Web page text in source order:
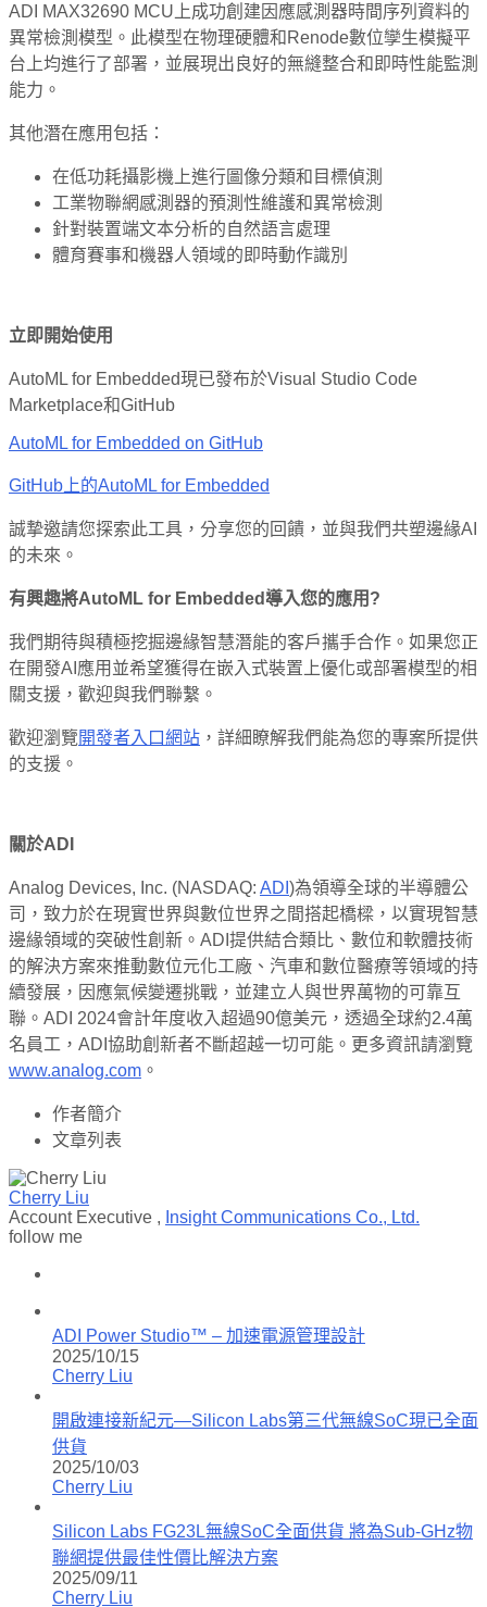
ADI MAX32690 MCU上成功創建因應感測器時間序列資料的
異常檢測模型。此模型在物理硬體和Renode數位孿生模擬平
台上均進行了部署，並展現出良好的無縫整合和即時性能監測
能力。
其他潛在應用包括：
在低功耗攝影機上進行圖像分類和目標偵測
工業物聯網感測器的預測性維護和異常檢測
針對裝置端文本分析的自然語言處理
體育賽事和機器人領域的即時動作識別
立即開始使用
AutoML for Embedded現已發布於Visual Studio Code
Marketplace和GitHub
AutoML for Embedded on GitHub
GitHub上的AutoML for Embedded
誠摯邀請您探索此工具，分享您的回饋，並與我們共塑邊緣AI
的未來。
有興趣將AutoML for Embedded 導入您的應用 ?
我們期待與積極挖掘邊緣智慧潛能的客戶攜手合作。如果您正
在開發AI應用並希望獲得在嵌入式裝置上優化或部署模型的相
關支援，歡迎與我們聯繫。
歡迎瀏覽開發者入口網站 ，詳細瞭解我們能為您的專案所提供
的支援。
關於ADI
Analog Devices, Inc. (NASDAQ: ADI )為領導全球的半導體公
司，致力於在現實世界與數位世界之間搭起橋樑，以實現智慧
邊緣領域的突破性創新。ADI提供結合類比、數位和軟體技術
的解決方案來推動數位元化工廠、汽車和數位醫療等領域的持
續發展，因應氣候變遷挑戰，並建立人與世界萬物的可靠互
聯。ADI 2024會計年度收入超過90億美元，透過全球約2.4萬
名員工，ADI協助創新者不斷超越一切可能。更多資訊請瀏覽
www.analog.com 。
作者簡介
文章列表
Cherry Liu
Account Executive , Insight Communications Co., Ltd.
follow me
ADI Power Studio™ – 加速電源管理設計
2025/10/15
Cherry Liu
開啟連接新紀元—Silicon Labs第三代無線SoC現已全面
供貨
2025/10/03
Cherry Liu
Silicon Labs FG23L無線SoC全面供貨 將為Sub-GHz物
聯網提供最佳性價比解決方案
2025/09/11
Cherry Liu